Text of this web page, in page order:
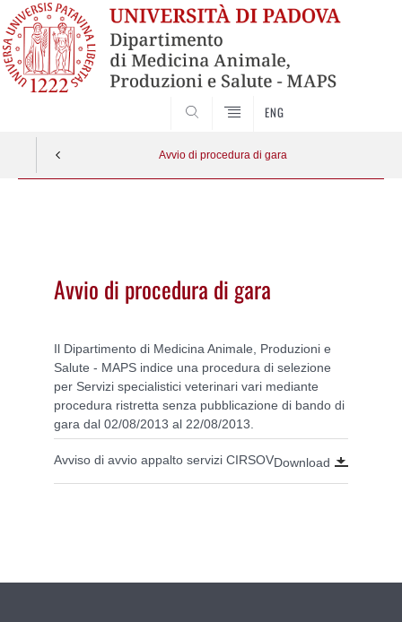
ENG
Avvio di procedura di gara
Avvio di procedura di gara
Il Dipartimento di Medicina Animale, Produzioni e
Salute - MAPS indice una procedura di selezione
per Servizi specialistici veterinari vari mediante
procedura ristretta senza pubblicazione di bando di
gara dal 02/08/2013 al 22/08/2013.
Avviso di avvio appalto servizi CIRSOVDownload